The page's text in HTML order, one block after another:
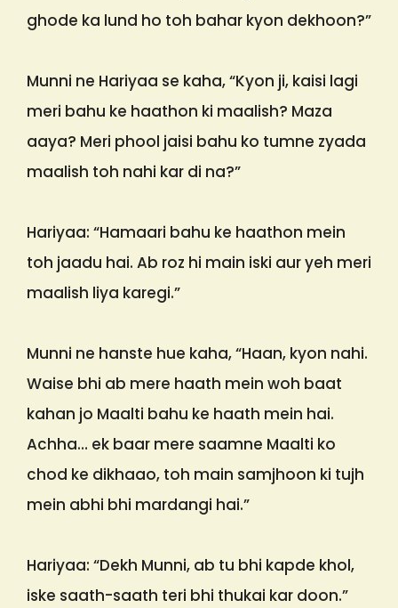
ghode ka lund ho toh bahar kyon dekhoon?”
Munni ne Hariyaa se kaha, “Kyon ji, kaisi lagi
meri bahu ke haathon ki maalish? Maza
aaya? Meri phool jaisi bahu ko tumne zyada
maalish toh nahi kar di na?”
Hariyaa: “Hamaari bahu ke haathon mein
toh jaadu hai. Ab roz hi main iski aur yeh meri
maalish liya karegi.”
Munni ne hanste hue kaha, “Haan, kyon nahi.
Waise bhi ab mere haath mein woh baat
kahan jo Maalti bahu ke haath mein hai.
Achha… ek baar mere saamne Maalti ko
chod ke dikhaao, toh main samjhoon ki tujh
mein abhi bhi mardangi hai.”
Hariyaa: “Dekh Munni, ab tu bhi kapde khol,
iske saath-saath teri bhi thukai kar doon.”